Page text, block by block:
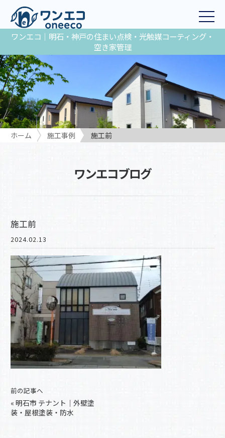
ワンエコ｜明石・神戸の住まい点検・光触媒コーティング・
空き家管理
ホーム 施工事例 施工前
ワンエコブログ
施工前
2024.02.13
前の記事へ
« 明石市 テナント｜外壁塗
装・屋根塗装・防水